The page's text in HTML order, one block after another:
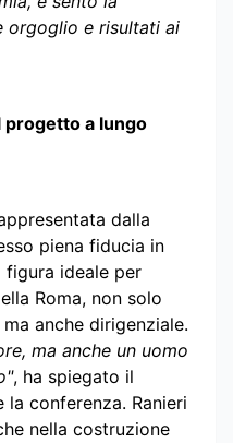
orgoglio e risultati ai
progetto a lungo
dalla
piena fiducia in
figura ideale per
Roma, non solo
anche dirigenziale.
ma anche un uomo
, ha spiegato il
conferenza. Ranieri
nella costruzione